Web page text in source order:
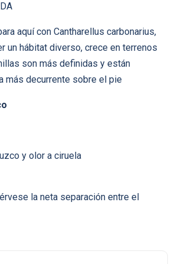
aquí con Cantharellus carbonarius,
un hábitat diverso, crece en terrenos
son más definidas y están
más decurrente sobre el pie
y olor a ciruela
la neta separación entre el